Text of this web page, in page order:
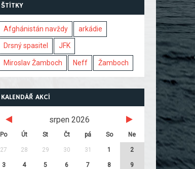
ŠTÍTKY
Afghánistán navždy arkádie
Drsný spasitel JFK
Miroslav Žamboch Neff Žamboch
KALENDÁŘ AKCÍ
srpen 2026
Po Út St Čt pá So Ne
27 28 29 30 31 1 2
3 4 5 6 7 8 9